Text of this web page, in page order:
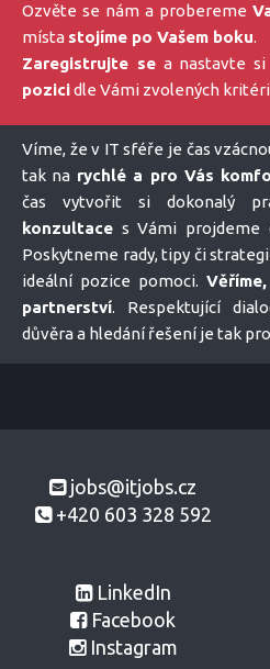
Ozvěte se nám a probereme
místa stojíme po Vašem boku.
Zaregistrujte sea nastavte si
pozicidle Vámi zvolených
Víme, že v IT sféře je čas
tak na rychlé a pro Vás
čas vytvořit si dokonalý
konzultace s Vámi projdeme
Poskytneme rady, tipy či
ideální pozice pomoci.
partnerství. Respektující
důvěra a hledání řešení je tak
jobs@itjobs.cz
+420 603 328 592
LinkedIn
Facebook
Instagram